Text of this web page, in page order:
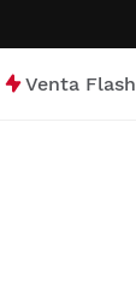
Venta Flash